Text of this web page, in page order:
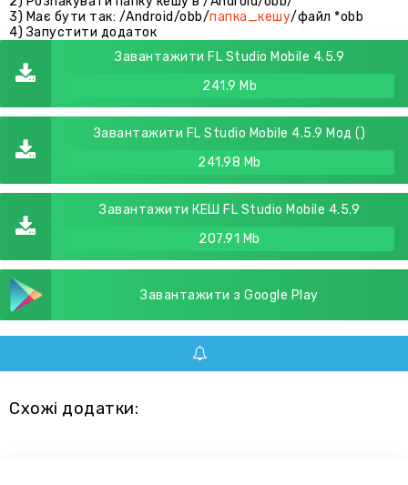
3) Має бути так: /Android/obb/папка_кешу/файл *obb
4) Запустити додаток
Завантажити FL Studio Mobile 4.5.9
241.9 Mb
Завантажити FL Studio Mobile 4.5.9 Мод ()
241.98 Mb
Завантажити КЕШ FL Studio Mobile 4.5.9
207.91 Mb
Завантажити з Google Play
Схожі додатки: